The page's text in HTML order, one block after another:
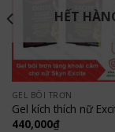
HẾT
GEL BÔI TRƠN
Gel kích thích nữ
440,000₫